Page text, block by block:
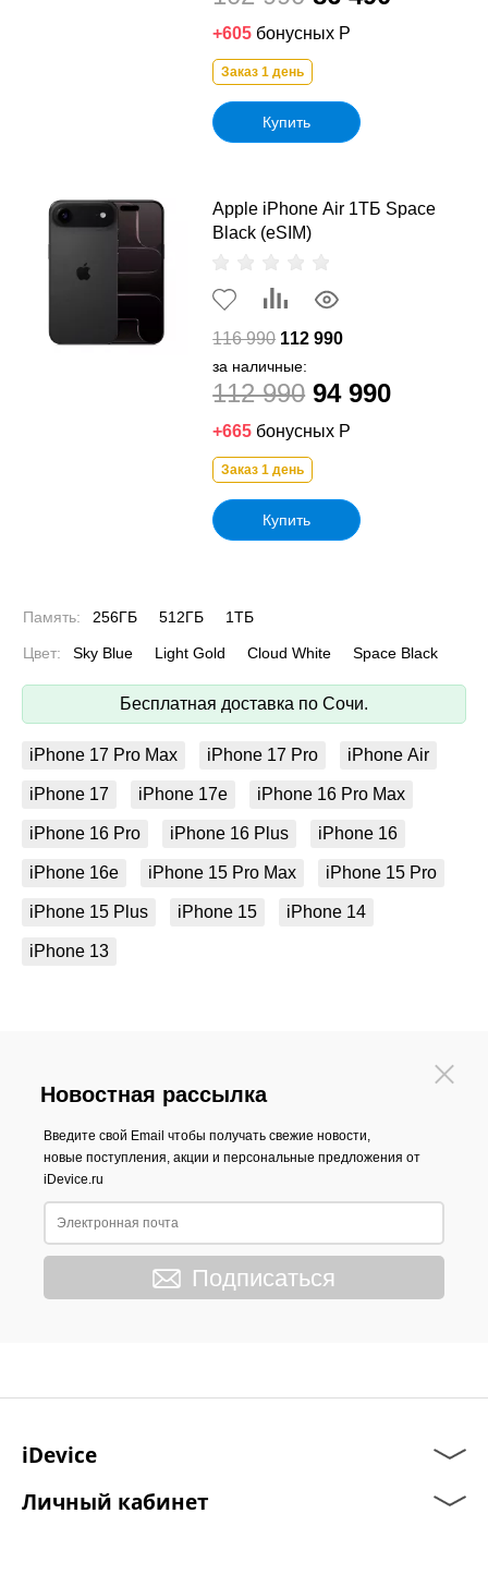
+605 бонусных Р
Заказ 1 день
Купить
Apple iPhone Air 1ТБ Space
Black (eSIM)
116 990 112 990
за наличные:
112 990 94 990
+665 бонусных Р
Заказ 1 день
Купить
Память: 256ГБ 512ГБ 1ТБ
Цвет: Sky Blue Light Gold Cloud White Space Black
Бесплатная доставка по Сочи.
iPhone 17 Pro Max iPhone 17 Pro iPhone Air
iPhone 17 iPhone 17e iPhone 16 Pro Max
iPhone 16 Pro iPhone 16 Plus iPhone 16
iPhone 16e iPhone 15 Pro Max iPhone 15 Pro
iPhone 15 Plus iPhone 15 iPhone 14
iPhone 13
Новостная рассылка
Введите свой Email чтобы получать свежие новости,
новые поступления, акции и персональные предложения от
iDevice.ru
Подписаться
iDevice
Личный кабинет